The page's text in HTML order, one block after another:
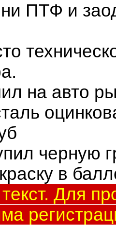
ПТФ и
на авто
черную
в
Для